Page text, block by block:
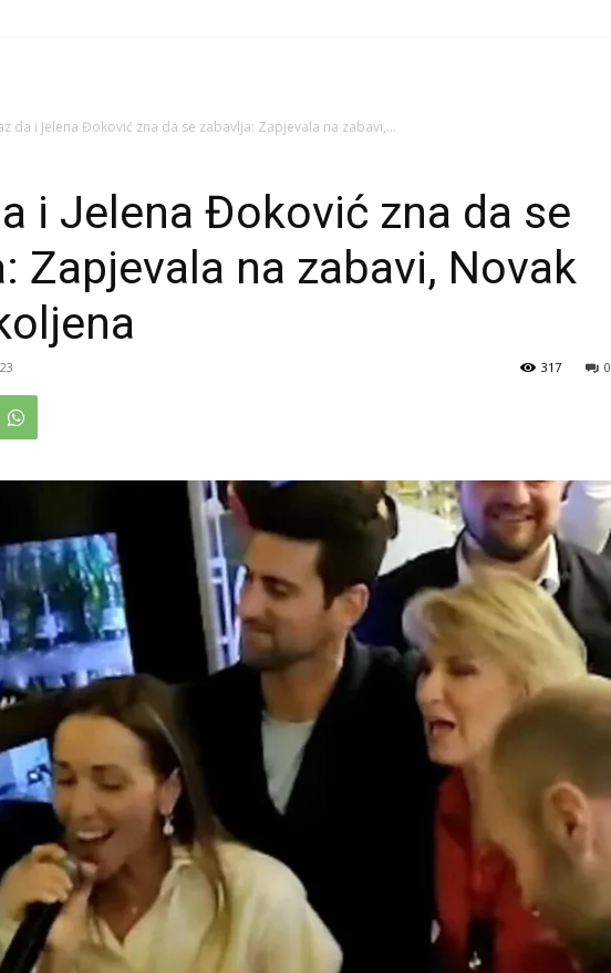
da i Jelena Đoković zna da se zabavlja: Zapjevala na zabavi,...
i Jelena Đoković zna da se
Zapjevala na zabavi, Novak
0
317